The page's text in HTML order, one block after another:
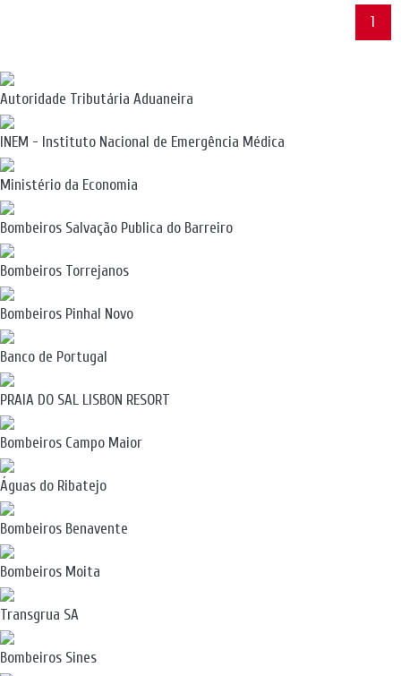
1
Autoridade Tributária Aduaneira
INEM - Instituto Nacional de Emergência Médica
Ministério da Economia
Bombeiros Salvação Publica do Barreiro
Bombeiros Torrejanos
Bombeiros Pinhal Novo
Banco de Portugal
PRAIA DO SAL LISBON RESORT
Bombeiros Campo Maior
Águas do Ribatejo
Bombeiros Benavente
Bombeiros Moita
Transgrua SA
Bombeiros Sines